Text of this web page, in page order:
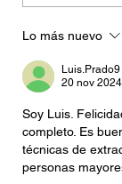
Lo más nuevo
Luis.Prado9
20 nov 2024
Soy Luis.
completo. Es
técnicas de
personas